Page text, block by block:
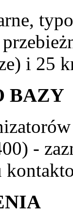
i 25
BAZY
-